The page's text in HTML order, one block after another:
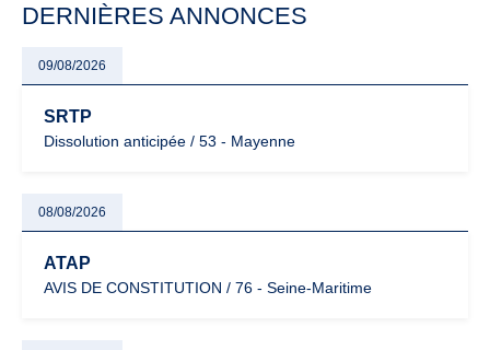
DERNIÈRES ANNONCES
09/08/2026
SRTP
Dissolution anticipée / 53 - Mayenne
08/08/2026
ATAP
AVIS DE CONSTITUTION / 76 - Seine-Maritime